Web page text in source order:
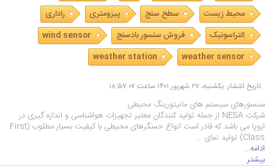
محیط زیست
سطح سنج پیزومتری
راداری
التراسونیک
فروش سنسور بادسنج
wind sensor
weather sensor
weather station
تاریخ انتشار: یکشنبه، ۲۷ شهریور ۱۴۰۱ ساعت ۱۸:۵۷:۰۷
سنسورهای سیستم های مانیتورینگ محیطی
شرکت NESA از جمله تولید کنندگان معتبر تجهیزات هواشناسی و اندازه گیری در
اروپا می باشد که قادر است انواع حسگرهای محیطی با کیفیت بسیار مطلوب (First
Class) تولید نمای …
ادامه...
بیشتر